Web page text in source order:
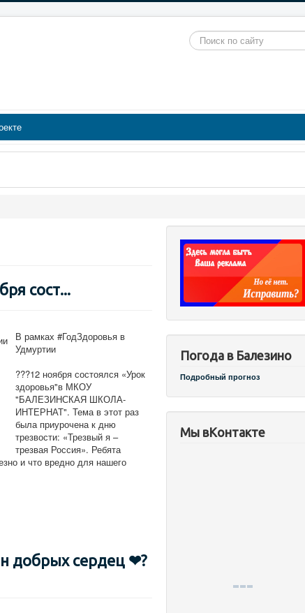
Искать...
сост...
В рамках #ГодЗдоровья в
Удмуртии
???12 ноября состоялся «Урок
здоровья"в МКОУ
"БАЛЕЗИНСКАЯ ШКОЛА-
ИНТЕРНАТ". Тема в этот раз
была приурочена к дню
трезвости: «Трезвый я –
трезвая Россия». Ребята
и что вредно для нашего
добрых сердец ❤?
Погода в Балезино
Подробный прогноз
Мы вКонтакте